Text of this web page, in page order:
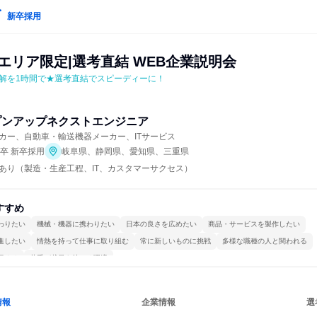
新卒採用
リア限定|選考直結 WEB企業説明会
を1時間で★選考直結でスピーディーに！
アップネクストエンジニア
ー、自動車・輸送機器メーカー、ITサービス
新卒採用
岐阜県、静岡県、愛知県、三重県
り（製造・生産工程、IT、カスタマーサクセス）
すめ
りたい 機械・機器に携わりたい 日本の良さを広めたい 商品・サービスを製作したい
したい 情熱を持って仕事に取り組む 常に新しいものに挑戦 多様な職種の人と関われる
る 若手が裁量を持てる環境
報 企業情報 選